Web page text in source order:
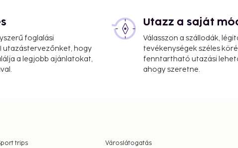
foglalási
utazástervezőnket, hogy
a legjobb ajánlatokat,
Utazz a saját
Válasszon a szállodák,
tevékenységek széles
fenntartható utazási
ahogy szeretne.
trips Városlátogatás